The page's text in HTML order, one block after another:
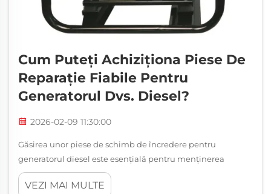
Cum Puteți Achiziționa Piese De
Reparație Fiabile Pentru
Generatorul Dvs. Diesel?
2026-02-09 11:30:00
Găsirea unor piese de schimb de încredere pentru
generatorul diesel este esențială pentru menținerea
performanței optime și pentru prelungirea duratei de viață
a echipamentelor dumneavoastră de generare a energiei
VEZI MAI MULTE